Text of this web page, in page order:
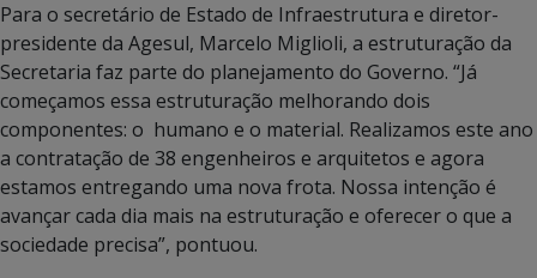
Para o secretário de Estado de Infraestrutura e diretor-
presidente da Agesul, Marcelo Miglioli, a estruturação da
Secretaria faz parte do planejamento do Governo. “Já
começamos essa estruturação melhorando dois
componentes: o humano e o material. Realizamos este ano
a contratação de 38 engenheiros e arquitetos e agora
estamos entregando uma nova frota. Nossa intenção é
avançar cada dia mais na estruturação e oferecer o que a
sociedade precisa”, pontuou.